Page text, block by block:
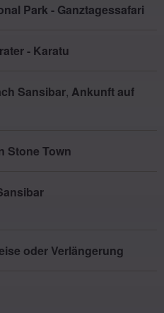
Park - Ganztagessafari
- Karatu
Sansibar, Ankunft auf
Stone Town
oder Verlängerung